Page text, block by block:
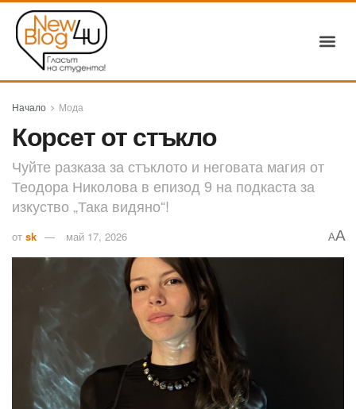
Начало Мода
Корсет от стъкло
Чуйте разказа за стъклото и неговата магия от
Теодора Николова в епизод 9 на подкаста за
изкуство „Така видяно“!
от sk май 17, 2026 AA